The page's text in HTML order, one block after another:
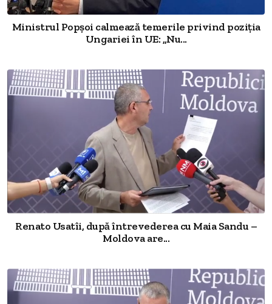
Ministrul Popșoi calmează temerile privind poziția
Ungariei în UE: „Nu...
Renato Usatîi, după întrevederea cu Maia Sandu –
Moldova are...